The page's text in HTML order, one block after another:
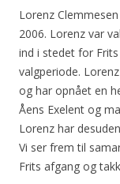
Lorenz
2006. Lorenz var
ind i stedet for
valgperiode.
og har opnået en
Åens Exelent og
Lorenz har
Vi ser frem til
Frits afgang og